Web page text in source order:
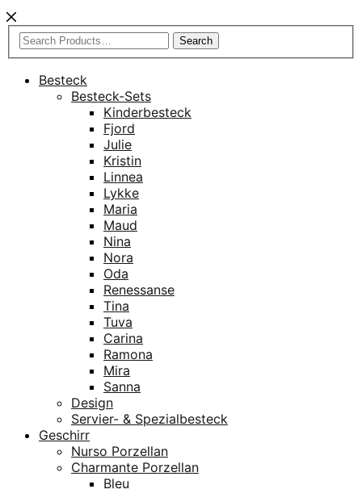
Search
Besteck
Besteck-Sets
Kinderbesteck
Fjord
Julie
Kristin
Linnea
Lykke
Maria
Maud
Nina
Nora
Oda
Renessanse
Tina
Tuva
Carina
Ramona
Mira
Sanna
Design
Servier- & Spezialbesteck
Geschirr
Nurso Porzellan
Charmante Porzellan
Bleu